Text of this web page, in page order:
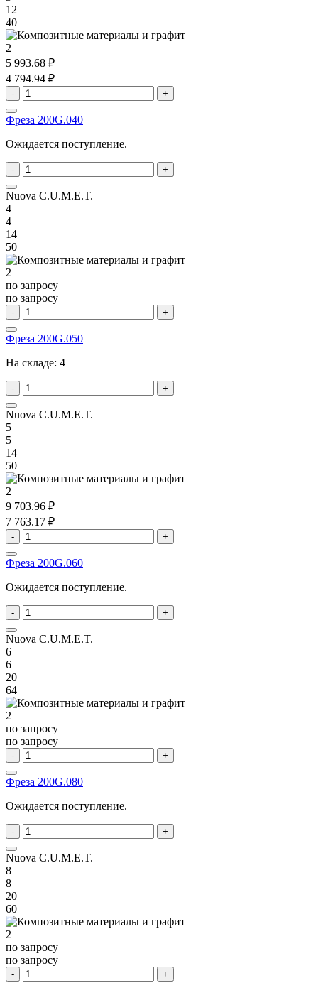
12
40
2
5 993.68 ₽
4 794.94 ₽
- +
Фреза 200G.040
Ожидается поступление.
- +
Nuova C.U.M.E.T.
4
4
14
50
2
по запросу
по запросу
- +
Фреза 200G.050
На складе: 4
- +
Nuova C.U.M.E.T.
5
5
14
50
2
9 703.96 ₽
7 763.17 ₽
- +
Фреза 200G.060
Ожидается поступление.
- +
Nuova C.U.M.E.T.
6
6
20
64
2
по запросу
по запросу
- +
Фреза 200G.080
Ожидается поступление.
- +
Nuova C.U.M.E.T.
8
8
20
60
2
по запросу
по запросу
- +